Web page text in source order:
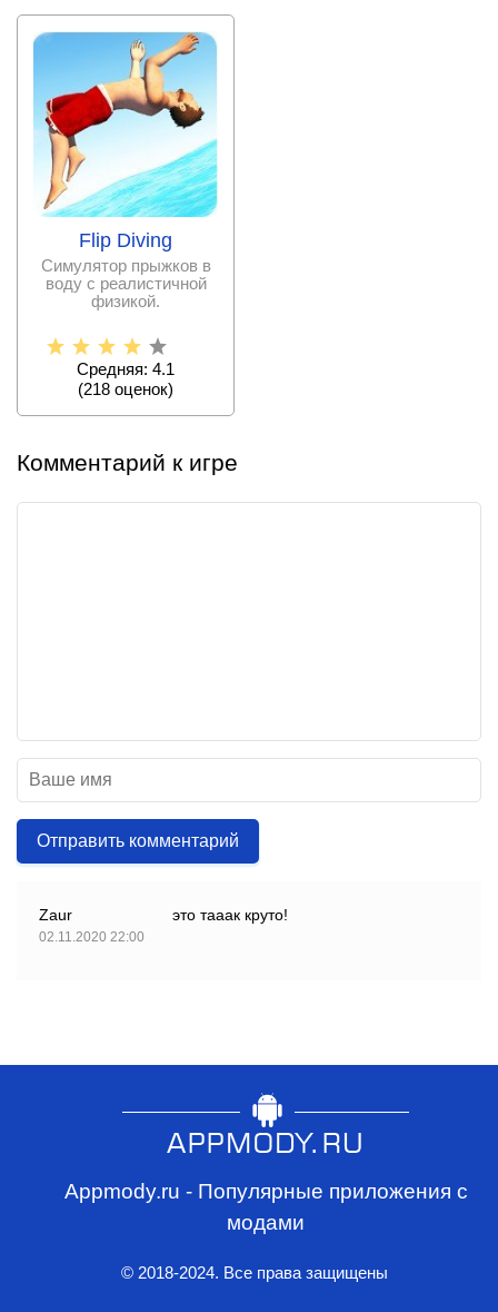
Flip Diving
Симулятор прыжков в
воду с реалистичной
физикой.
Средняя: 4.1
(218 оценок)
Комментарий к игре
Отправить комментарий
Zaur
02.11.2020 22:00
это тааак круто!
Appmody.ru - Популярные приложения с
модами
© 2018-2024. Все права защищены